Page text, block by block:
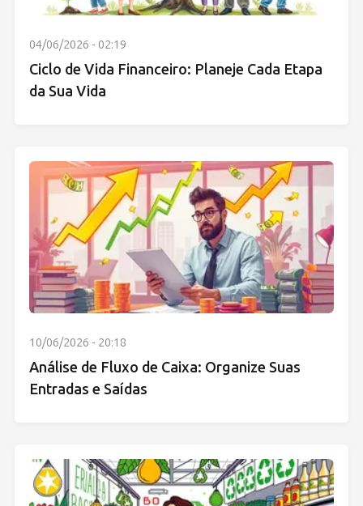
04/06/2026 - 02:19
Ciclo de Vida Financeiro: Planeje Cada Etapa
da Sua Vida
10/06/2026 - 20:18
Análise de Fluxo de Caixa: Organize Suas
Entradas e Saídas